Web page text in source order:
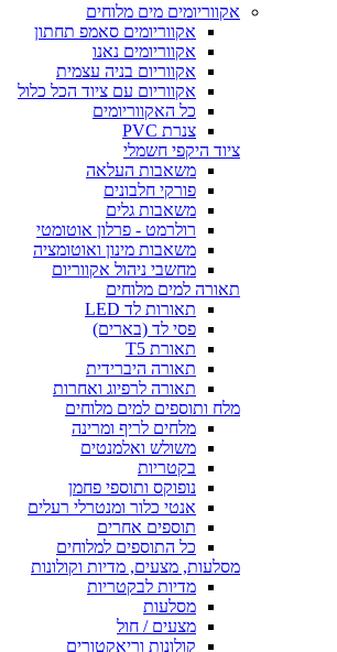
אקווריומים מים מלוחים
אקווריומים סאמפ תחתון
אקווריומים נאנו
אקווריום בניה עצמית
אקווריום עם ציוד הכל כלול
כל האקווריומים
צנרת PVC
ציוד היקפי חשמלי
משאבות העלאה
פורקי חלבונים
משאבות גלים
רולרמט - פרלון אוטומטי
משאבות מינון ואוטומציה
מחשבי ניהול אקווריום
תאורה למים מלוחים
תאורות לד LED
פסי לד (בארים)
תאורת T5
תאורה היברידית
תאורה לרפיוג ואחרות
מלח ותוספים למים מלוחים
מלחים לריף ומרינה
משולש ואלמנטים
בקטריות
נופוקס ותוספי פחמן
אנטי כלור ומנטרלי רעלים
תוספים אחרים
כל התוספים למלוחים
מסלעות, מצעים, מדיות וקולונות
מדיות לבקטריות
מסלעות
מצעים / חול
קולונות וריאקטורים